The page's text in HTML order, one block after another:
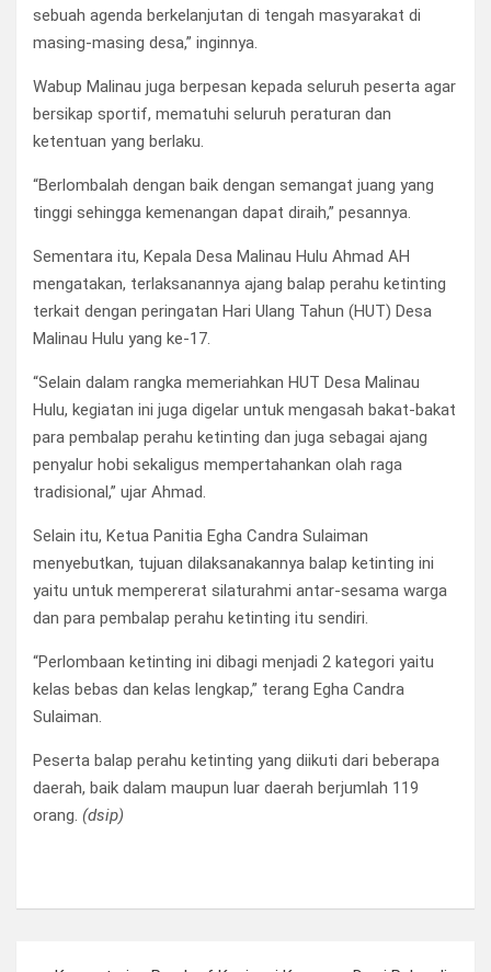
sebuah agenda berkelanjutan di tengah masyarakat di
masing-masing desa,” inginnya.
Wabup Malinau juga berpesan kepada seluruh peserta agar
bersikap sportif, mematuhi seluruh peraturan dan
ketentuan yang berlaku.
“Berlombalah dengan baik dengan semangat juang yang
tinggi sehingga kemenangan dapat diraih,” pesannya.
Sementara itu, Kepala Desa Malinau Hulu Ahmad AH
mengatakan, terlaksanannya ajang balap perahu ketinting
terkait dengan peringatan Hari Ulang Tahun (HUT) Desa
Malinau Hulu yang ke-17.
“Selain dalam rangka memeriahkan HUT Desa Malinau
Hulu, kegiatan ini juga digelar untuk mengasah bakat-bakat
para pembalap perahu ketinting dan juga sebagai ajang
penyalur hobi sekaligus mempertahankan olah raga
tradisional,” ujar Ahmad.
Selain itu, Ketua Panitia Egha Candra Sulaiman
menyebutkan, tujuan dilaksanakannya balap ketinting ini
yaitu untuk mempererat silaturahmi antar-sesama warga
dan para pembalap perahu ketinting itu sendiri.
“Perlombaan ketinting ini dibagi menjadi 2 kategori yaitu
kelas bebas dan kelas lengkap,” terang Egha Candra
Sulaiman.
Peserta balap perahu ketinting yang diikuti dari beberapa
daerah, baik dalam maupun luar daerah berjumlah 119
orang. (dsip)